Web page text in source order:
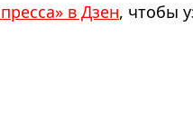
в Дзен, чтобы